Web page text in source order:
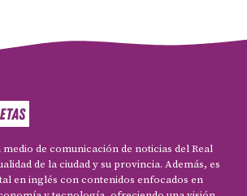
de comunicación de noticias del Real
de la ciudad y su provincia. Además, es
en inglés con contenidos enfocados en